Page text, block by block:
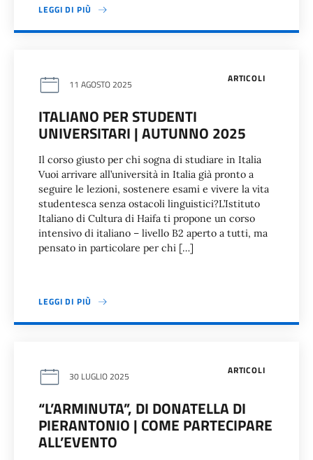
LEGGI DI PIÙ
ARTICOLI
11 AGOSTO 2025
ITALIANO PER STUDENTI
UNIVERSITARI | AUTUNNO 2025
Il corso giusto per chi sogna di studiare in Italia
Vuoi arrivare all’università in Italia già pronto a
seguire le lezioni, sostenere esami e vivere la vita
studentesca senza ostacoli linguistici?L’Istituto
Italiano di Cultura di Haifa ti propone un corso
intensivo di italiano – livello B2 aperto a tutti, ma
pensato in particolare per chi […]
LEGGI DI PIÙ
ARTICOLI
30 LUGLIO 2025
“L’ARMINUTA”, DI DONATELLA DI
PIERANTONIO | COME PARTECIPARE
ALL’EVENTO